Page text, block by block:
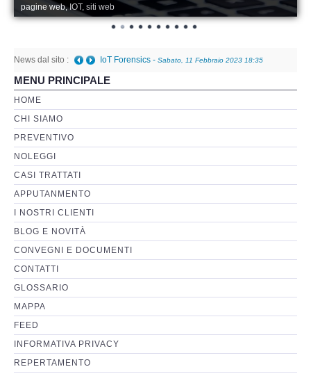
Perizia Smartphone Tablet,Cell.
Perizia Rete dati
Perizia Basi di Dati
Perizia Immagini e Video
Perzia su Software/Programmi
Perizia Fonica e Trascrizioni
Perizia su Social Network
Perizia Web Reputation
Perizia Host e Mainframe
Perizia Contratti ICT
Perizia Disp. Elettronici
pagine web, IOT, siti web
News dal sito : IoT Forensics - Sabato, 11 Febbraio 2023 18:35
MENU PRINCIPALE
HOME
CHI SIAMO
PREVENTIVO
NOLEGGI
CASI TRATTATI
APPUTANMENTO
I NOSTRI CLIENTI
BLOG E NOVITÀ
CONVEGNI E DOCUMENTI
CONTATTI
GLOSSARIO
MAPPA
FEED
INFORMATIVA PRIVACY
REPERTAMENTO